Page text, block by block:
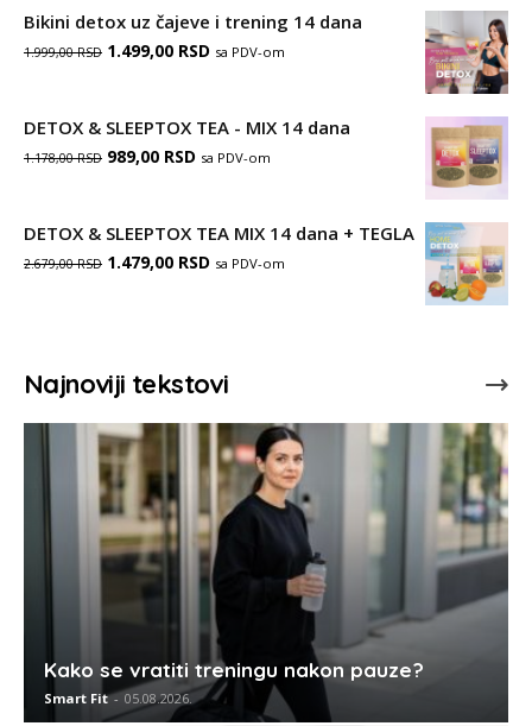
Bikini detox uz čajeve i trening 14 dana
1.999,00RSD Оригинална
је
била:
1.499,00 RSD Тренутна
је:
1.499,00 RSD.
sa PDV-om
DETOX & SLEEPTOX TEA - MIX 14 dana
1.178,00RSD Оригинална
је
била:
989,00 RSD Тренутна
је:
989,00 RSD.
sa PDV-om
DETOX & SLEEPTOX TEA MIX 14 dana + TEGLA
2.679,00RSD Оригинална
2.679,00 RSD.
1.479,00 RSD Тренутна
sa PDV-om
Najnoviji tekstovi
Kako se vratiti treningu nakon pauze?
Smart Fit - 05.08.2026.